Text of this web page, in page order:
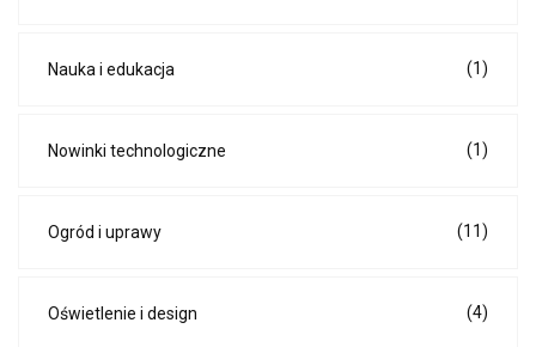
Nauka i edukacja (1)
Nowinki technologiczne (1)
Ogród i uprawy (11)
Oświetlenie i design (4)